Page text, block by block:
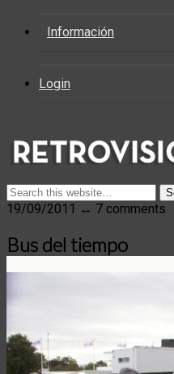
Información
Login
19/09/2011 ↔ 7 comments
Bus del tiempo